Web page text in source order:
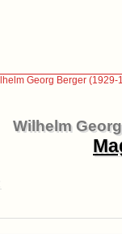
Georg Berger (1929-
Wilhelm